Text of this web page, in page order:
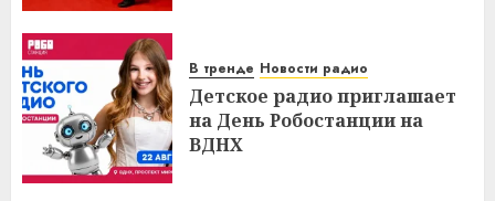
В тренде Новости радио
Детское радио приглашает
на День Робостанции на
ВДНХ